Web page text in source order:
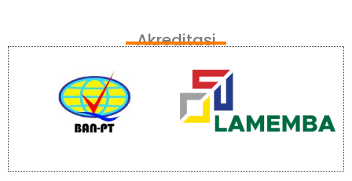
Akreditasi